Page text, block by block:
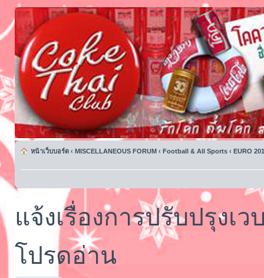
หน้าเว็บบอร์ด ‹ MISCELLANEOUS FORUM ‹ Football & All Sports ‹ EURO
แจ้งเรื่องการปรับปรุง
โปรดอ่าน